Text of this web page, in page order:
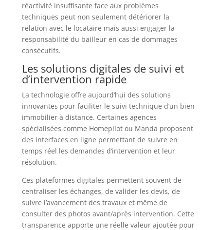
réactivité insuffisante face aux problèmes
techniques peut non seulement détériorer la
relation avec le locataire mais aussi engager la
responsabilité du bailleur en cas de dommages
consécutifs.
Les solutions digitales de suivi et
d’intervention rapide
La technologie offre aujourd’hui des solutions
innovantes pour faciliter le suivi technique d’un bien
immobilier à distance. Certaines agences
spécialisées comme Homepilot ou Manda proposent
des interfaces en ligne permettant de suivre en
temps réel les demandes d’intervention et leur
résolution.
Ces plateformes digitales permettent souvent de
centraliser les échanges, de valider les devis, de
suivre l’avancement des travaux et même de
consulter des photos avant/après intervention. Cette
transparence apporte une réelle valeur ajoutée pour